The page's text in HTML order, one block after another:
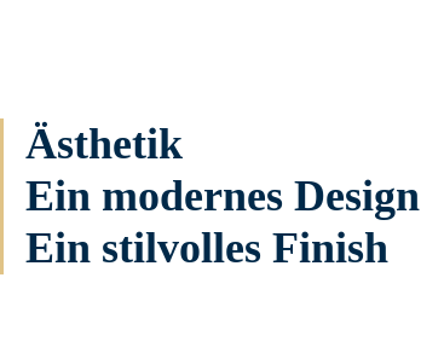
Ästhetik
Ein modernes Design
Ein stilvolles Finish